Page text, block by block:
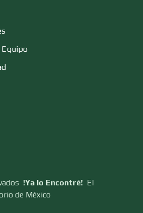
en General
Automotrices
y Alfombras
Equipo
!Ya lo Encontré! El
de México